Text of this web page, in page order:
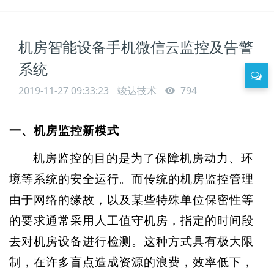
机房智能设备手机微信云监控及告警
系统
2019-11-27 09:33:23 竣达技术 794
一、机房监控新模式
机房监控的目的是为了保障机房动力、环
境等系统的安全运行。而传统的机房监控管理
由于网络的缘故，以及某些特殊单位保密性等
的要求通常采用人工值守机房，指定的时间段
去对机房设备进行检测。这种方式具有极大限
制，在许多盲点造成资源的浪费，效率低下，